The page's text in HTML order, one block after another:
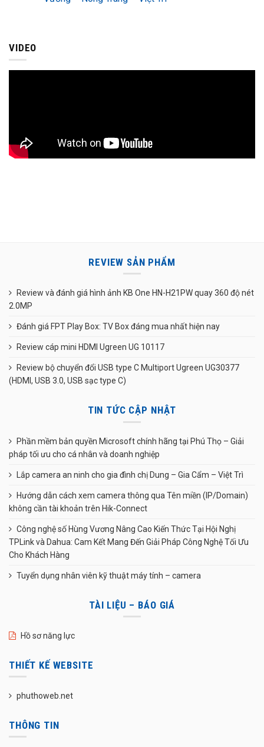
VIDEO
REVIEW SẢN PHẨM
Review và đánh giá hình ảnh KB One HN-H21PW quay 360 độ nét
2.0MP
Đánh giá FPT Play Box: TV Box đáng mua nhất hiện nay
Review cáp mini HDMI Ugreen UG 10117
Review bộ chuyển đổi USB type C Multiport Ugreen UG30377
(HDMI, USB 3.0, USB sạc type C)
TIN TỨC CẬP NHẬT
Phần mềm bản quyền Microsoft chính hãng tại Phú Thọ – Giải
pháp tối ưu cho cá nhân và doanh nghiệp
Lắp camera an ninh cho gia đình chị Dung – Gia Cẩm – Việt Trì
Hướng dẫn cách xem camera thông qua Tên miền (IP/Domain)
không cần tài khoản trên Hik-Connect
Công nghệ số Hùng Vương Nâng Cao Kiến Thức Tại Hội Nghị
TPLink và Dahua: Cam Kết Mang Đến Giải Pháp Công Nghệ Tối Ưu
Cho Khách Hàng
Tuyển dụng nhân viên kỹ thuật máy tính – camera
TÀI LIỆU – BÁO GIÁ
Hồ sơ năng lực
THIẾT KẾ WEBSITE
phuthoweb.net
THÔNG TIN